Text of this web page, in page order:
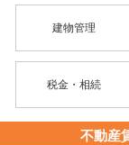
建物管理
税金・相続
不動産